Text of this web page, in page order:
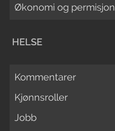
Økonomi og permisjon
HELSE
Kommentarer
Kjønnsroller
Jobb